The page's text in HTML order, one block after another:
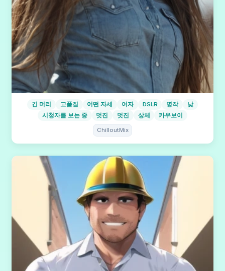
긴 머리 고품질 어떤 자세 여자 DSLR 명작
낮
시청자를 보는 중
멋진 멋진 상체 카우보이
ChilloutMix